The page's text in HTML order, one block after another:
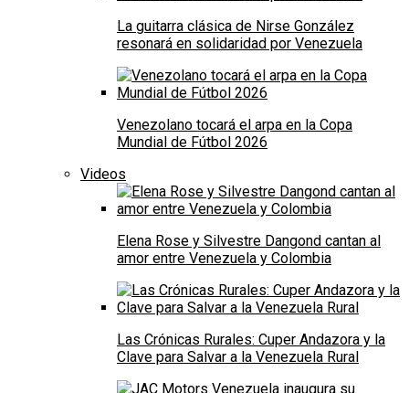
La guitarra clásica de Nirse González
resonará en solidaridad por Venezuela
Venezolano tocará el arpa en la Copa
Mundial de Fútbol 2026
Videos
Elena Rose y Silvestre Dangond cantan al
amor entre Venezuela y Colombia
Las Crónicas Rurales: Cuper Andazora y la
Clave para Salvar a la Venezuela Rural